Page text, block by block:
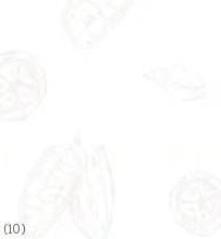
(10)